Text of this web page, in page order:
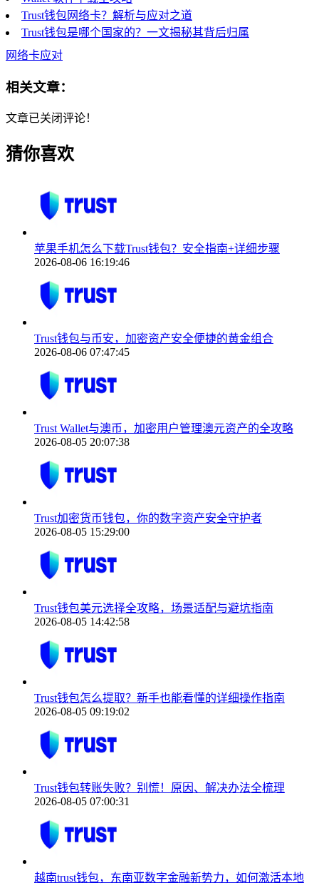
Trust钱包网络卡？解析与应对之道
Trust钱包是哪个国家的？一文揭秘其背后归属
网络卡应对
相关文章：
文章已关闭评论！
猜你喜欢
苹果手机怎么下载Trust钱包？安全指南+详细步骤
2026-08-06 16:19:46
Trust钱包与币安，加密资产安全便捷的黄金组合
2026-08-06 07:47:45
Trust Wallet与澳币，加密用户管理澳元资产的全攻略
2026-08-05 20:07:38
Trust加密货币钱包，你的数字资产安全守护者
2026-08-05 15:29:00
Trust钱包美元选择全攻略，场景适配与避坑指南
2026-08-05 14:42:58
Trust钱包怎么提取？新手也能看懂的详细操作指南
2026-08-05 09:19:02
Trust钱包转账失败？别慌！原因、解决办法全梳理
2026-08-05 07:00:31
越南trust钱包，东南亚数字金融新势力，如何激活本地